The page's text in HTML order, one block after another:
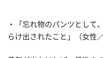
・「忘れ物のパンツとして
らけ出されたこと」（女性